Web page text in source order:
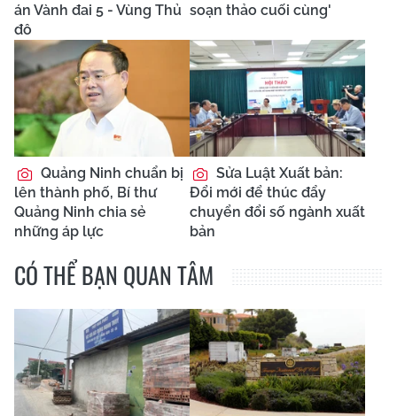
án Vành đai 5 - Vùng Thủ
đô
soạn thảo cuối cùng'
Quảng Ninh chuẩn bị
lên thành phố, Bí thư
Quảng Ninh chia sẻ
những áp lực
Sửa Luật Xuất bản:
Đổi mới để thúc đẩy
chuyển đổi số ngành xuất
bản
CÓ THỂ BẠN QUAN TÂM